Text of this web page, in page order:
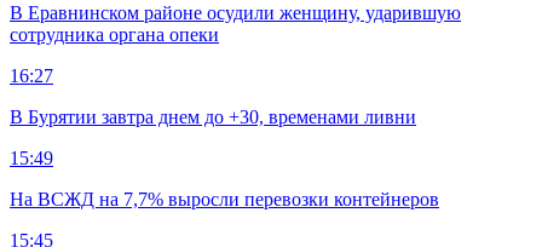
В Еравнинском районе осудили женщину, ударившую
сотрудника органа опеки
16:27
В Бурятии завтра днем до +30, временами ливни
15:49
На ВСЖД на 7,7% выросли перевозки контейнеров
15:45